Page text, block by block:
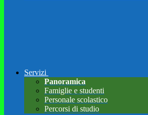
Servizi
Panoramica
Famiglie e studenti
Personale scolastico
Percorsi di studio